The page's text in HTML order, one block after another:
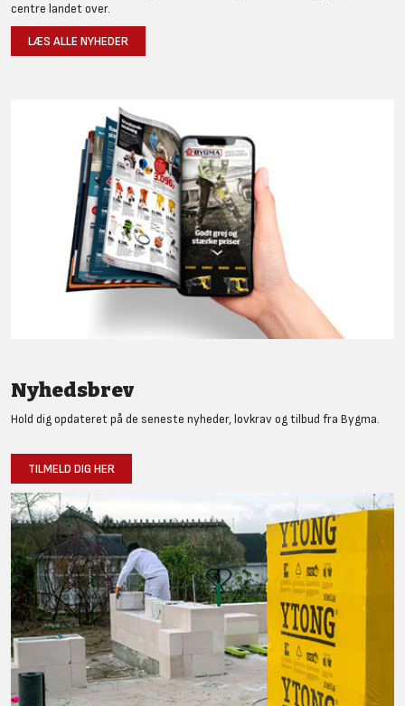
centre landet over.
LÆS ALLE NYHEDER
Nyhedsbrev
Hold dig opdateret på de seneste nyheder, lovkrav og tilbud fra Bygma.
TILMELD DIG HER